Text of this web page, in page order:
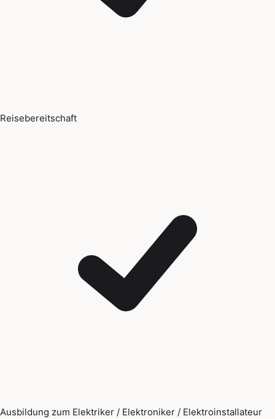
Reisebereitschaft
Ausbildung zum Elektriker / Elektroniker / Elektroinstallateur